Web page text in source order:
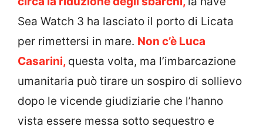
Sea Watch 3 ha lasciato il porto di Licata
per rimettersi in mare. Non c’è Luca
Casarini, questa volta, ma l’imbarcazione
umanitaria può tirare un sospiro di sollievo
dopo le vicende giudiziarie che l’hanno
vista essere messa sotto sequestro e